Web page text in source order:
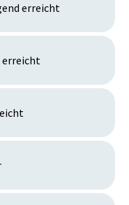
erreicht
erreicht